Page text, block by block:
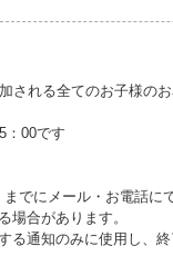
れる全てのお子様のお
00です
でにメール・お電話に
場合があります。
通知のみに使用し、終